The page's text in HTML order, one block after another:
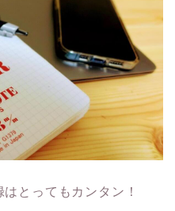
とってもカンタン！